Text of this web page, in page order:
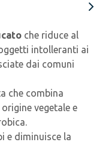
che riduce al
intolleranti ai
dai comuni
che combina
vegetale e
e diminuisce la